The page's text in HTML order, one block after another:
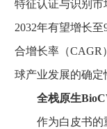
特征认证与识别市
2032年有望增长至
合增长率（CAGR
球产业发展的确定
全栈原生
作为白皮书的